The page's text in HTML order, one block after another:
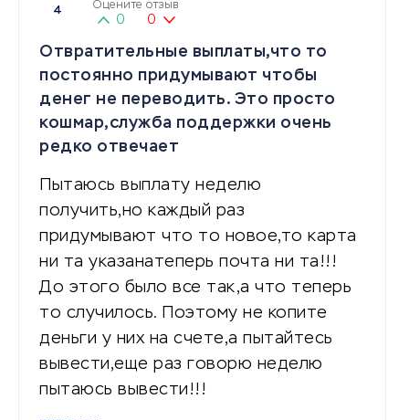
4 Оцените отзыв
0 0
Отвратительные выплаты,что то
постоянно придумывают чтобы
денег не переводить. Это просто
кошмар,служба поддержки очень
редко отвечает
Пытаюсь выплату неделю
получить,но каждый раз
придумывают что то новое,то карта
ни та указанатеперь почта ни та!!!
До этого было все так,а что теперь
то случилось. Поэтому не копите
деньги у них на счете,а пытайтесь
вывести,еще раз говорю неделю
пытаюсь вывести!!!